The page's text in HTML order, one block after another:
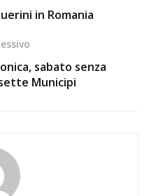
in Romania
sabato senza
Municipi